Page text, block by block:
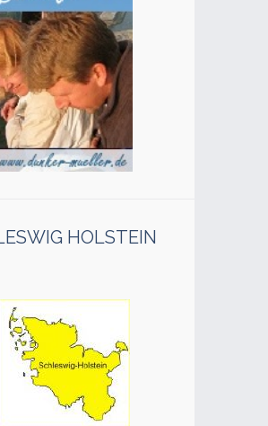
HOLSTEIN